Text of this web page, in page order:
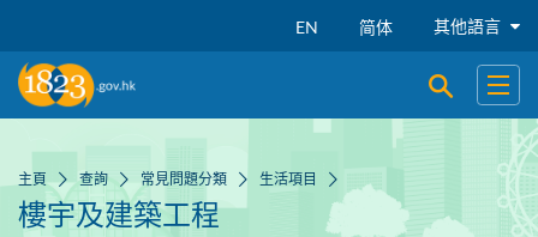
EN 简体 其他語言
開啟搜尋
開啟
主頁 查詢 常見問題分類 生活項目
樓宇及建築工程